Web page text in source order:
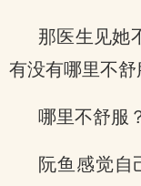
那医生见她
有没有哪里不舒
哪里不舒服
阮鱼感觉自